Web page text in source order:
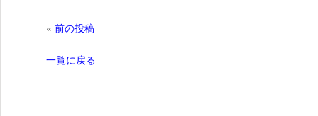
« 前の投稿
一覧に戻る